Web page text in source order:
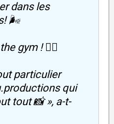
dans les
🌬️
gym ! ✌🏼
particulier
qui
tout 📸 », a-t-